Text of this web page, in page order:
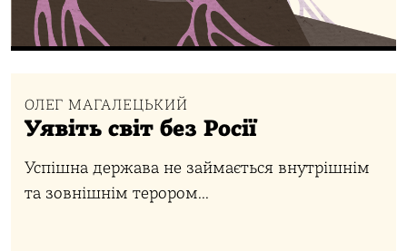
ОЛЕГ МАГАЛЕЦЬКИЙ
Уявіть світ без Росії
Успішна держава не займається внутрішнім
та зовнішнім терором...